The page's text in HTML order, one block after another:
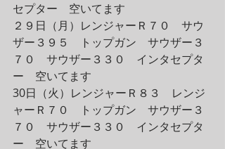
セプター　空いてます
２９日（月）レンジャーＲ７０　サウ
ザー３９５　トップガン　サウザー３
７０　サウザー３３０　インタセプタ
ー　空いてます
30日（火）レンジャーＲ８３　レンジ
ャーＲ７０　トップガン　サウザー３
７０　サウザー３３０　インタセプタ
ー　空いてます